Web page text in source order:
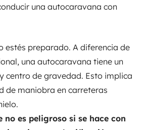
una autocaravana con
estés preparado. A diferencia de
una autocaravana tiene un
centro de gravedad. Esto implica
de maniobra en carreteras
no es peligroso si se hace con